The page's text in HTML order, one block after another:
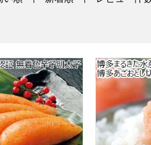
の・お中元】
認証 無着色辛子明太子【夏の贈
博多まるき